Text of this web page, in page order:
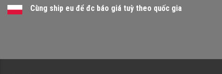
Cùng ship eu để đc báo giá tuỳ theo quốc gia